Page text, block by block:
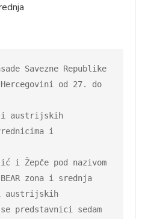
Savezne Republike
od 27. do
austrijskih
i
i Žepče pod nazivom
zona i srednja
austrijskih
predstavnici sedam